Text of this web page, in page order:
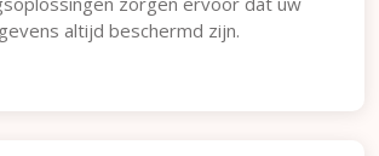
altijd beschermd zijn.